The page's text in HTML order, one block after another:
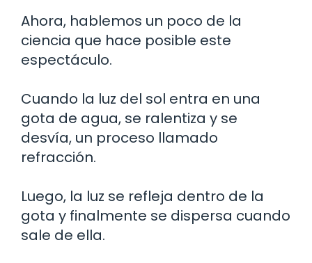
Ahora, hablemos un poco de la
ciencia que hace posible este
espectáculo.
Cuando la luz del sol entra en una
gota de agua, se ralentiza y se
desvía, un proceso llamado
refracción.
Luego, la luz se refleja dentro de la
gota y finalmente se dispersa cuando
sale de ella.